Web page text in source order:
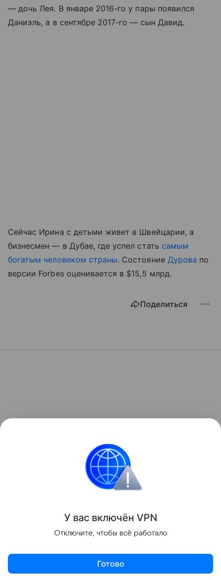
— дочь Лея. В январе 2016-го у пары появился
Даниэль, а в сентябре 2017-го — сын Давид.
Сейчас Ирина с детьми живет в Швейцарии, а
бизнесмен — в Дубае, где успел стать самым
богатым человеком страны. Состояние Дурова по
версии Forbes оценивается в $15,5 млрд.
Поделиться
У вас включён VPN
Отключите, чтобы всё работало
Готово